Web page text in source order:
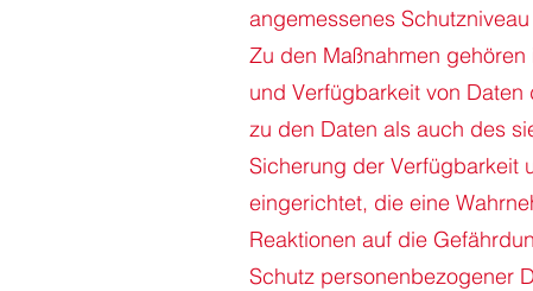
angemessenes
Zu den Maßnahmen
und Verfügbarkeit von
zu den Daten als auch des
Sicherung der Verfügbarkeit
eingerichtet, die eine
Reaktionen auf die
Schutz personenbezogener